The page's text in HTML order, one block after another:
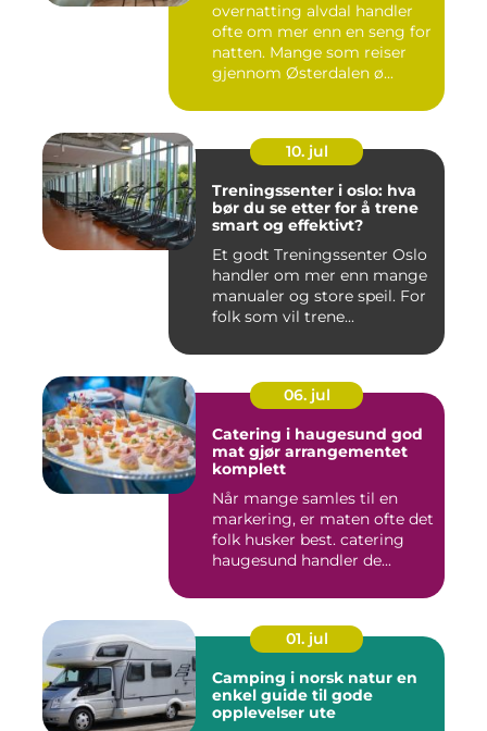
overnatting alvdal handler
ofte om mer enn en seng for
natten. Mange som reiser
gjennom Østerdalen ø...
10. jul
Treningssenter i oslo: hva
bør du se etter for å trene
smart og effektivt?
Et godt Treningssenter Oslo
handler om mer enn mange
manualer og store speil. For
folk som vil trene...
06. jul
Catering i haugesund god
mat gjør arrangementet
komplett
Når mange samles til en
markering, er maten ofte det
folk husker best. catering
haugesund handler de...
01. jul
Camping i norsk natur en
enkel guide til gode
opplevelser ute